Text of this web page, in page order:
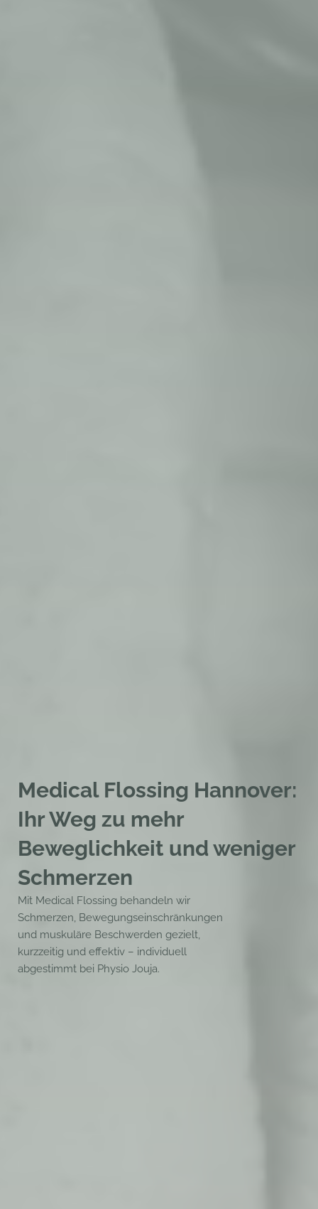
Medical Flossing Hannover:
Ihr Weg zu mehr
Beweglichkeit und weniger
Schmerzen
Mit Medical Flossing behandeln wir
Schmerzen, Bewegungseinschränkungen
und muskuläre Beschwerden gezielt,
kurzzeitig und effektiv – individuell
abgestimmt bei Physio Jouja.